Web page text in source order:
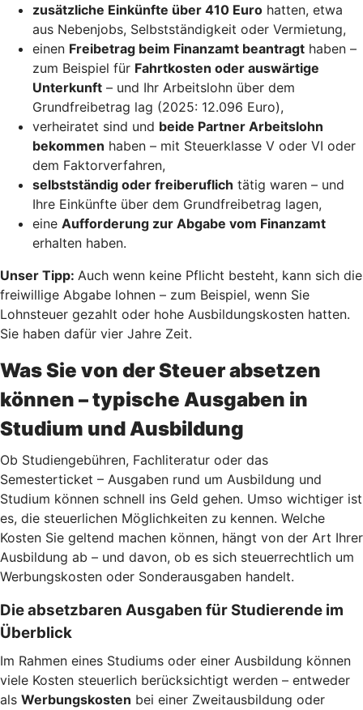
zusätzliche Einkünfte über 410 Euro hatten, etwa
aus Nebenjobs, Selbstständigkeit oder Vermietung,
einen Freibetrag beim Finanzamt beantragt haben –
zum Beispiel für Fahrtkosten oder auswärtige
Unterkunft – und Ihr Arbeitslohn über dem
Grundfreibetrag lag (2025: 12.096 Euro),
verheiratet sind und beide Partner Arbeitslohn
bekommen haben – mit Steuerklasse V oder VI oder
dem Faktorverfahren,
selbstständig oder freiberuflich tätig waren – und
Ihre Einkünfte über dem Grundfreibetrag lagen,
eine Aufforderung zur Abgabe vom Finanzamt
erhalten haben.
Unser Tipp: Auch wenn keine Pflicht besteht, kann sich die
freiwillige Abgabe lohnen – zum Beispiel, wenn Sie
Lohnsteuer gezahlt oder hohe Ausbildungskosten hatten.
Sie haben dafür vier Jahre Zeit.
Was Sie von der Steuer absetzen
können – typische Ausgaben in
Studium und Ausbildung
Ob Studiengebühren, Fachliteratur oder das
Semesterticket – Ausgaben rund um Ausbildung und
Studium können schnell ins Geld gehen. Umso wichtiger ist
es, die steuerlichen Möglichkeiten zu kennen. Welche
Kosten Sie geltend machen können, hängt von der Art Ihrer
Ausbildung ab – und davon, ob es sich steuerrechtlich um
Werbungskosten oder Sonderausgaben handelt.
Die absetzbaren Ausgaben für Studierende im
Überblick
Im Rahmen eines Studiums oder einer Ausbildung können
viele Kosten steuerlich berücksichtigt werden – entweder
als Werbungskosten bei einer Zweitausbildung oder